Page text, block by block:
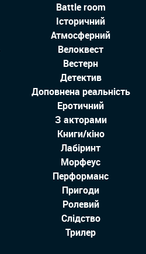
Battle room
Історичний
Атмосферний
Велоквест
Вестерн
Детектив
Доповнена реальність
Еротичний
З акторами
Книги/кіно
Лабіринт
Морфеус
Перформанс
Пригоди
Ролевий
Слідство
Трилер